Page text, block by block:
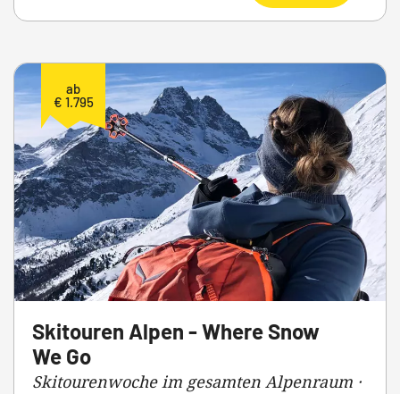
ab
€ 1.795
Skitouren Alpen - Where Snow
We Go
Skitourenwoche im gesamten Alpenraum ·